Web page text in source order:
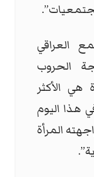
العراقي
الحروب
هي الأكثر
هذا اليوم
المرأة